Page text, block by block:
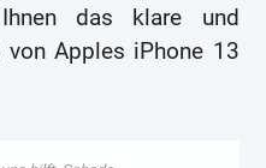
das klare und
Apples iPhone 13